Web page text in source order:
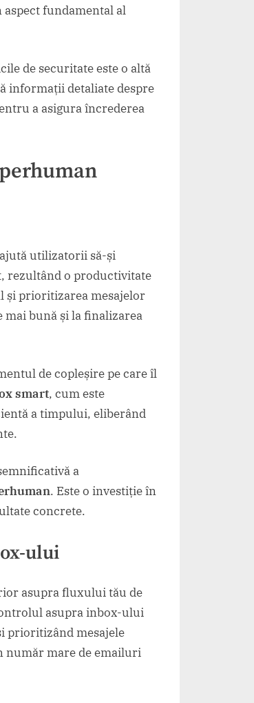
aspect fundamental al
de securitate este o altă
informații detaliate despre
a asigura încrederea
ajută utilizatorii să-și
rezultând o productivitate
și prioritizarea mesajelor
bună și la finalizarea
de copleșire pe care îl
smart, cum este
a timpului, eliberând
a
. Este o investiție în
concrete.
ului
asupra fluxului tău de
asupra inbox-ului
prioritizând mesajele
număr mare de emailuri